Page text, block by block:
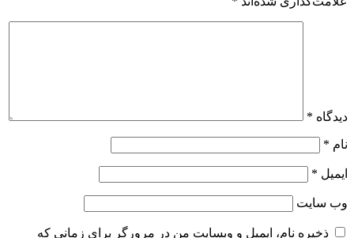
دیدگاه *
نام *
ایمیل *
وب‌ سایت
ذخیره نام، ایمیل و وبسایت من در مرورگر برای زمانی که